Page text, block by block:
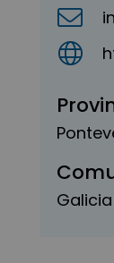
Galicia